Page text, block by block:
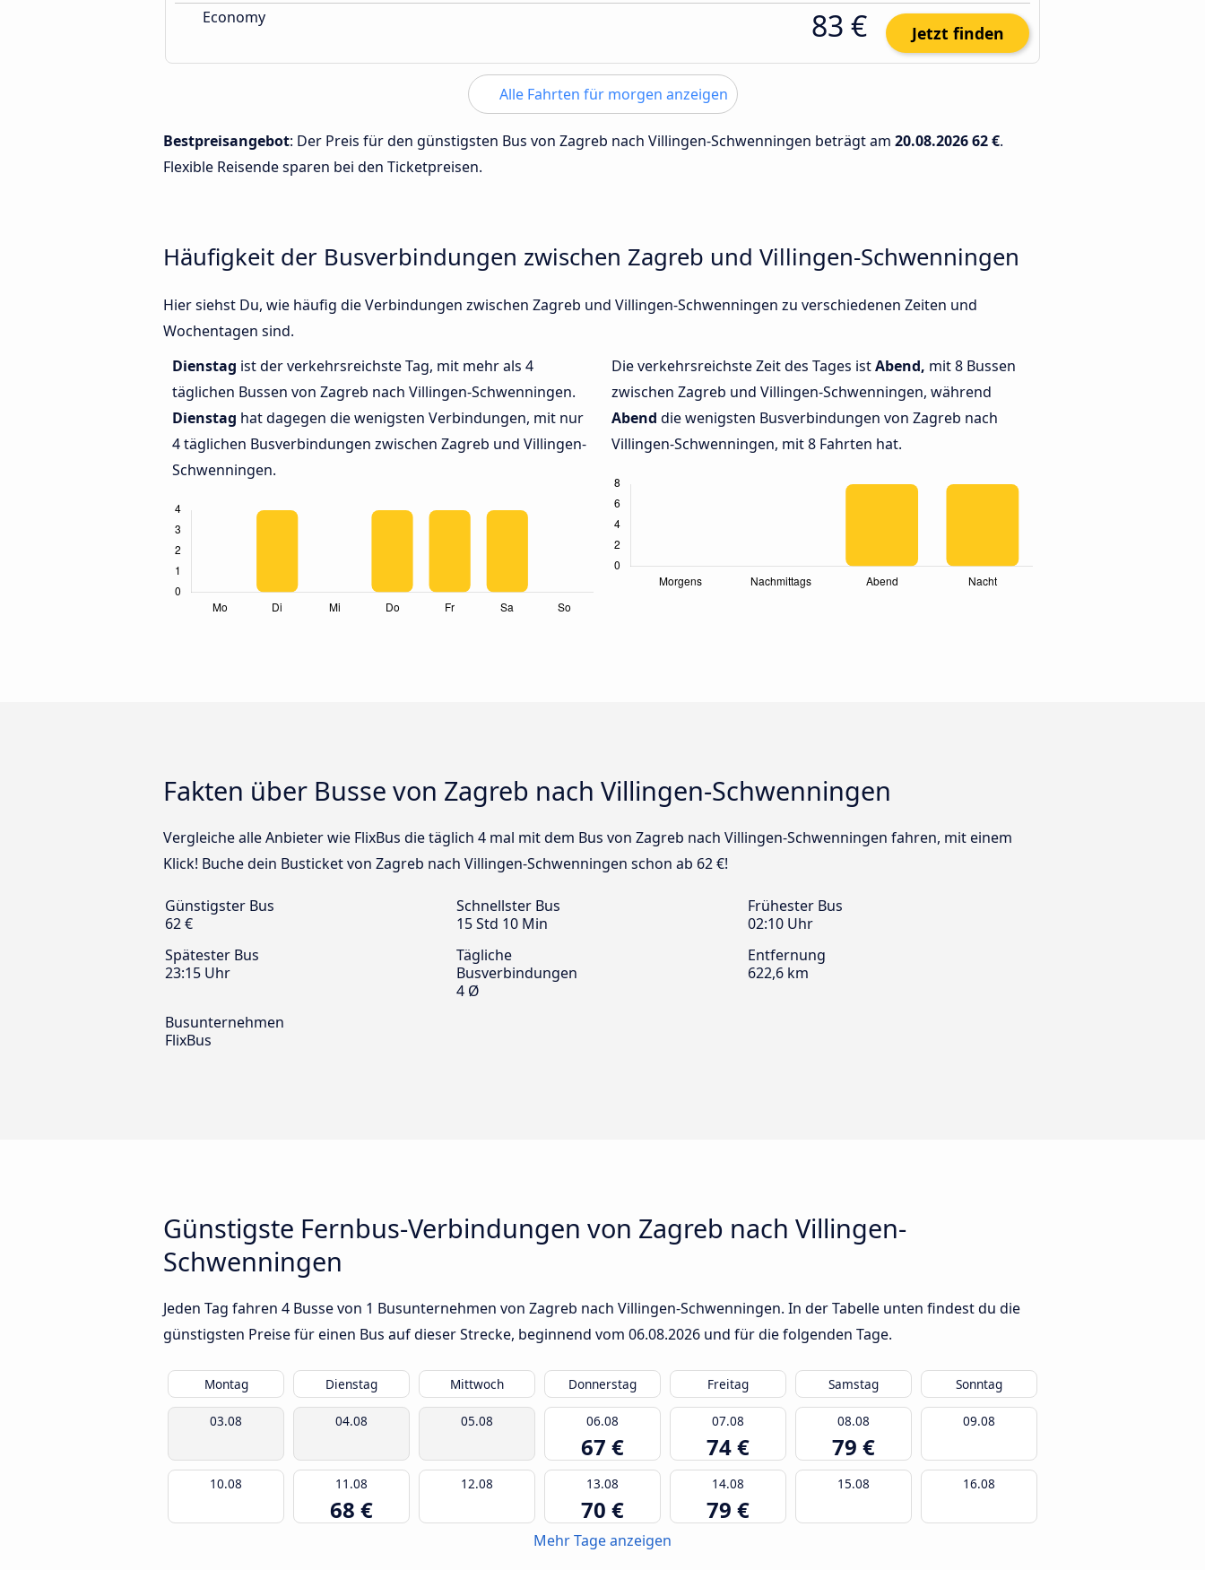
Economy 83 € Jetzt finden
Alle Fahrten für morgen anzeigen
Bestpreisangebot: Der Preis für den günstigsten Bus von Zagreb nach Villingen-Schwenningen beträgt am 20.08.202662 €.
Flexible Reisende sparen bei den Ticketpreisen.
Häufigkeit der Busverbindungen zwischen Zagreb und Villingen-Schwenningen
Hier siehst Du, wie häufig die Verbindungen zwischen Zagreb und Villingen-Schwenningen zu verschiedenen Zeiten und
Wochentagen sind.
Dienstag ist der verkehrsreichste Tag, mit mehr als 4
täglichen Bussen von Zagreb nach Villingen-Schwenningen.
Dienstag hat dagegen die wenigsten Verbindungen, mit nur
4 täglichen Busverbindungen zwischen Zagreb und Villingen-
Schwenningen.
Die verkehrsreichste Zeit des Tages istAbend, mit 8 Bussen
zwischen Zagreb und Villingen-Schwenningen, während
Abend die wenigsten Busverbindungen von Zagreb nach
Villingen-Schwenningen, mit 8 Fahrten hat.
Fakten über Busse von Zagreb nach Villingen-Schwenningen
Vergleiche alle Anbieter wie FlixBus die täglich 4 mal mit dem Bus von Zagreb nach Villingen-Schwenningen fahren, mit einem
Klick! Buche dein Busticket von Zagreb nach Villingen-Schwenningen schon ab 62 €!
Günstigster Bus
62 €
Schnellster Bus
15 Std 10 Min
Frühester Bus
02:10 Uhr
Spätester Bus
23:15 Uhr
Tägliche
Busverbindungen
4 Ø
Entfernung
622,6 km
Busunternehmen
FlixBus
Günstigste Fernbus-Verbindungen von Zagreb nach Villingen-
Schwenningen
Jeden Tag fahren 4 Busse von 1 Busunternehmen von Zagreb nach Villingen-Schwenningen. In der Tabelle unten findest du die
günstigsten Preise für einen Bus auf dieser Strecke, beginnend vom 06.08.2026 und für die folgenden Tage.
Montag Dienstag Mittwoch Donnerstag Freitag Samstag Sonntag
03.08 04.08 05.08 06.08
67 €
07.08
74 €
08.08
79 €
09.08
10.08 11.08
68 €
12.08 13.08
70 €
14.08
79 €
15.08 16.08
Mehr Tage anzeigen